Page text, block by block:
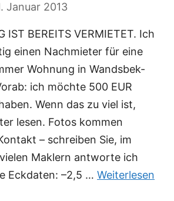
Januar 2013
IST BEREITS VERMIETET. Ich
einen Nachmieter für eine
Wohnung in Wandsbek-
ich möchte 500 EUR
Wenn das zu viel ist,
lesen. Fotos kommen
– schreiben Sie, im
Maklern antworte ich
Eckdaten: –2,5 … Weiterlesen